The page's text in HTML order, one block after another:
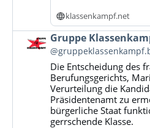
klassenkampf.net
Beitrag
von
Gruppe
Klassenkampf
Bluesky
ansehen
Gruppe
Die Entscheidung des
Berufungsgerichts,
Verurteilung die
Präsidentenamt zu
bürgerliche Staat
gerrschende Klasse.